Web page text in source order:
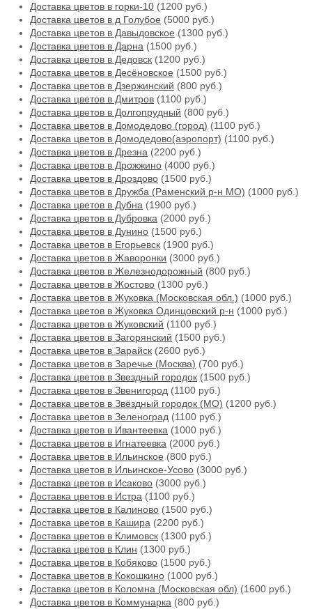
Доставка цветов в горки-10 (1200 руб.)
Доставка цветов в д Голубое (5000 руб.)
Доставка цветов в Давыдовское (1300 руб.)
Доставка цветов в Дарна (1500 руб.)
Доставка цветов в Дедовск (1200 руб.)
Доставка цветов в Десёновское (1500 руб.)
Доставка цветов в Дзержинский (800 руб.)
Доставка цветов в Дмитров (1100 руб.)
Доставка цветов в Долгопрудный (800 руб.)
Доставка цветов в Домодедово (город) (1100 руб.)
Доставка цветов в Домодедово(аэропорт) (1100 руб.)
Доставка цветов в Дрезна (2200 руб.)
Доставка цветов в Дрожжино (4000 руб.)
Доставка цветов в Дроздово (1500 руб.)
Доставка цветов в Дружба (Раменский р-н МО) (1000 руб.)
Доставка цветов в Дубна (1900 руб.)
Доставка цветов в Дубровка (2000 руб.)
Доставка цветов в Дунино (1500 руб.)
Доставка цветов в Егорьевск (1900 руб.)
Доставка цветов в Жаворонки (3000 руб.)
Доставка цветов в Железнодорожный (800 руб.)
Доставка цветов в Жостово (1300 руб.)
Доставка цветов в Жуковка (Московская обл.) (1000 руб.)
Доставка цветов в Жуковка Одинцовский р-н (1000 руб.)
Доставка цветов в Жуковский (1100 руб.)
Доставка цветов в Загорянский (1500 руб.)
Доставка цветов в Зарайск (2600 руб.)
Доставка цветов в Заречье (Москва) (700 руб.)
Доставка цветов в Звездный городок (1500 руб.)
Доставка цветов в Звенигород (1100 руб.)
Доставка цветов в Звёздный городок (МО) (1200 руб.)
Доставка цветов в Зеленоград (1100 руб.)
Доставка цветов в Ивантеевка (1000 руб.)
Доставка цветов в Игнатеевка (2000 руб.)
Доставка цветов в Ильинское (800 руб.)
Доставка цветов в Ильинское-Усово (3000 руб.)
Доставка цветов в Исаково (3000 руб.)
Доставка цветов в Истра (1100 руб.)
Доставка цветов в Калиново (1500 руб.)
Доставка цветов в Кашира (2200 руб.)
Доставка цветов в Климовск (1300 руб.)
Доставка цветов в Клин (1300 руб.)
Доставка цветов в Кобяково (1500 руб.)
Доставка цветов в Кокошкино (1000 руб.)
Доставка цветов в Коломна (Московская обл) (1600 руб.)
Доставка цветов в Коммунарка (800 руб.)